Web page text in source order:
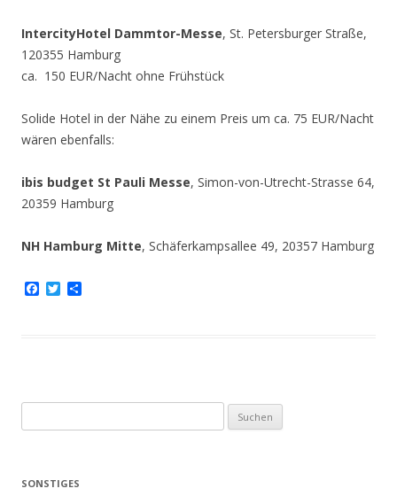
IntercityHotel Dammtor-Messe, St. Petersburger Straße,
120355 Hamburg
ca. 150 EUR/Nacht ohne Frühstück
Solide Hotel in der Nähe zu einem Preis um ca. 75 EUR/Nacht
wären ebenfalls:
ibis budget St Pauli Messe, Simon-von-Utrecht-Strasse 64,
20359 Hamburg
NH Hamburg Mitte, Schäferkampsallee 49, 20357 Hamburg
T
u
h
SONSTIGES